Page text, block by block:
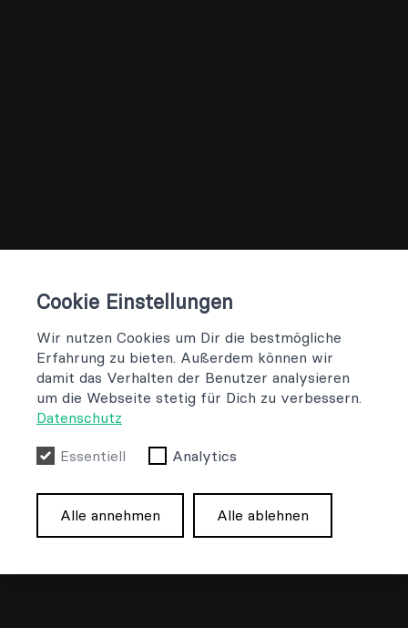
Cookie Einstellungen
Wir nutzen Cookies um Dir die bestmögliche
Erfahrung zu bieten. Außerdem können wir
damit das Verhalten der Benutzer analysieren
um die Webseite stetig für Dich zu verbessern.
Datenschutz
Essentiell Analytics
Alle annehmen Alle ablehnen